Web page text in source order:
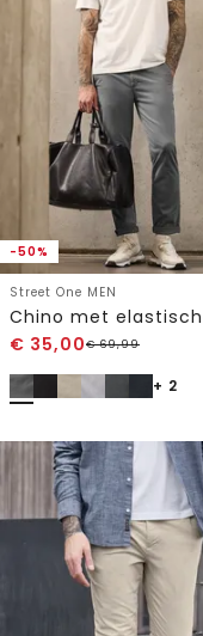
-50%
Street One MEN
€ 35,00€69,99
+ 2